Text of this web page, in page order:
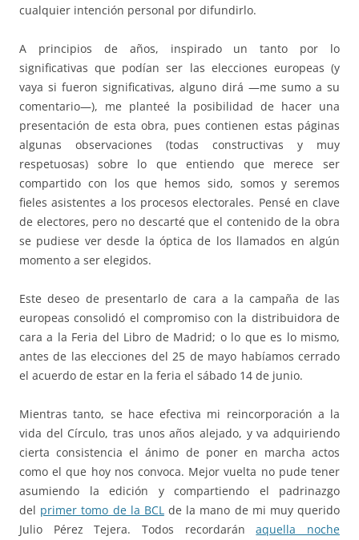
cualquier intención personal por difundirlo.
A principios de años, inspirado un tanto por lo
significativas que podían ser las elecciones europeas (y
vaya si fueron significativas, alguno dirá —me sumo a su
comentario—), me planteé la posibilidad de hacer una
presentación de esta obra, pues contienen estas páginas
algunas observaciones (todas constructivas y muy
respetuosas) sobre lo que entiendo que merece ser
compartido con los que hemos sido, somos y seremos
fieles asistentes a los procesos electorales. Pensé en clave
de electores, pero no descarté que el contenido de la obra
se pudiese ver desde la óptica de los llamados en algún
momento a ser elegidos.
Este deseo de presentarlo de cara a la campaña de las
europeas consolidó el compromiso con la distribuidora de
cara a la Feria del Libro de Madrid; o lo que es lo mismo,
antes de las elecciones del 25 de mayo habíamos cerrado
el acuerdo de estar en la feria el sábado 14 de junio.
Mientras tanto, se hace efectiva mi reincorporación a la
vida del Círculo, tras unos años alejado, y va adquiriendo
cierta consistencia el ánimo de poner en marcha actos
como el que hoy nos convoca. Mejor vuelta no pude tener
asumiendo la edición y compartiendo el padrinazgo
del primer tomo de la BCLde la mano de mi muy querido
Julio Pérez Tejera. Todos recordaránaquella noche